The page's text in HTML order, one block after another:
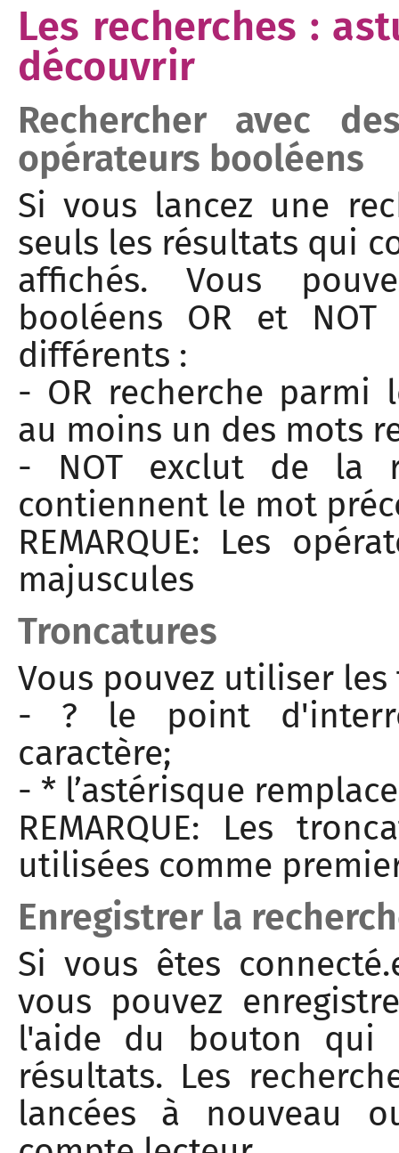
Les recherches :
découvrir
Rechercher avec
opérateurs booléens
Si vous lancez une
seuls les résultats qui
affichés. Vous
booléens OR et
différents :
- OR recherche parmi
au moins un des mots
- NOT exclut de la
contiennent le mot
REMARQUE: Les
majuscules
Troncatures
Vous pouvez utiliser
- ? le point
caractère;
- * l’astérisque
REMARQUE: Les
utilisées comme
Enregistrer la
Si vous êtes
vous pouvez
l'aide du bouton qui
résultats. Les
lancées à nouveau